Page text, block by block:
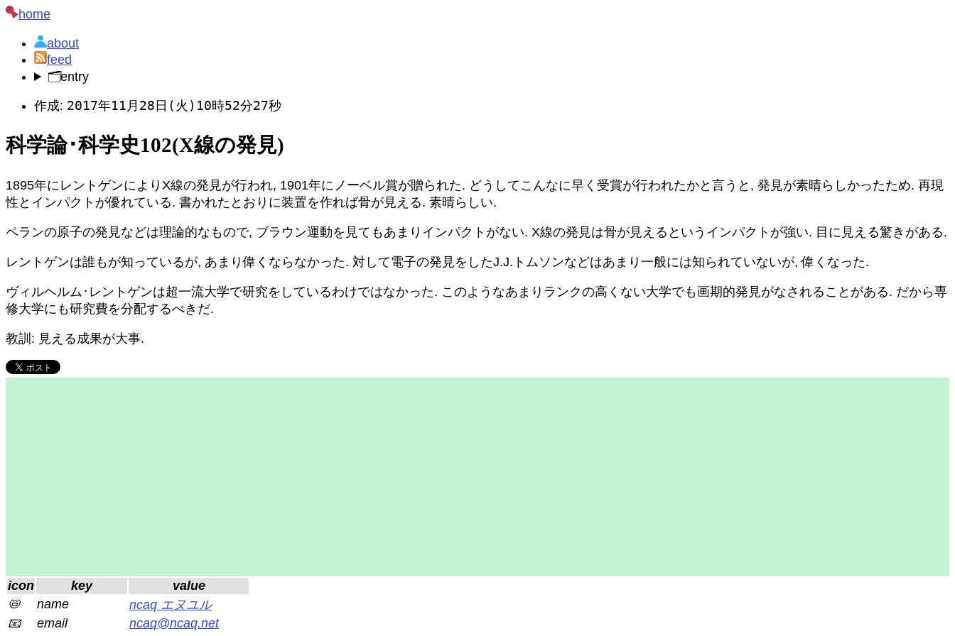
home
about
feed
🗂️entry
作成: 2017年11月28日(火)10時52分27秒
科学論･科学史102(X線の発見)
1895年にレントゲンによりX線の発見が行われ, 1901年にノーベル賞が贈られた. どうしてこんなに早く受賞が行われたかと言うと, 発見が素晴らしかったため. 再現
性とインパクトが優れている. 書かれたとおりに装置を作れば骨が見える. 素晴らしい.
ペランの原子の発見などは理論的なもので, ブラウン運動を見てもあまりインパクトがない. X線の発見は骨が見えるというインパクトが強い. 目に見える驚きがある.
レントゲンは誰もが知っているが, あまり偉くならなかった. 対して電子の発見をしたJ.J.トムソンなどはあまり一般には知られていないが, 偉くなった.
ヴィルヘルム･レントゲンは超一流大学で研究をしているわけではなかった. このようなあまりランクの高くない大学でも画期的発見がなされることがある. だから専
修大学にも研究費を分配するべきだ.
教訓: 見える成果が大事.
icon key
value
📛
name
ncaq エヌユル
📧
email
ncaq@ncaq.net